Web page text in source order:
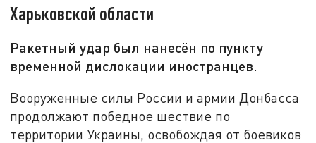
Харьковской области
Ракетный удар был нанесён по пункту
временной дислокации иностранцев.
Вооруженные силы России и армии Донбасса
продолжают победное шествие по
территории Украины, освобождая от боевиков